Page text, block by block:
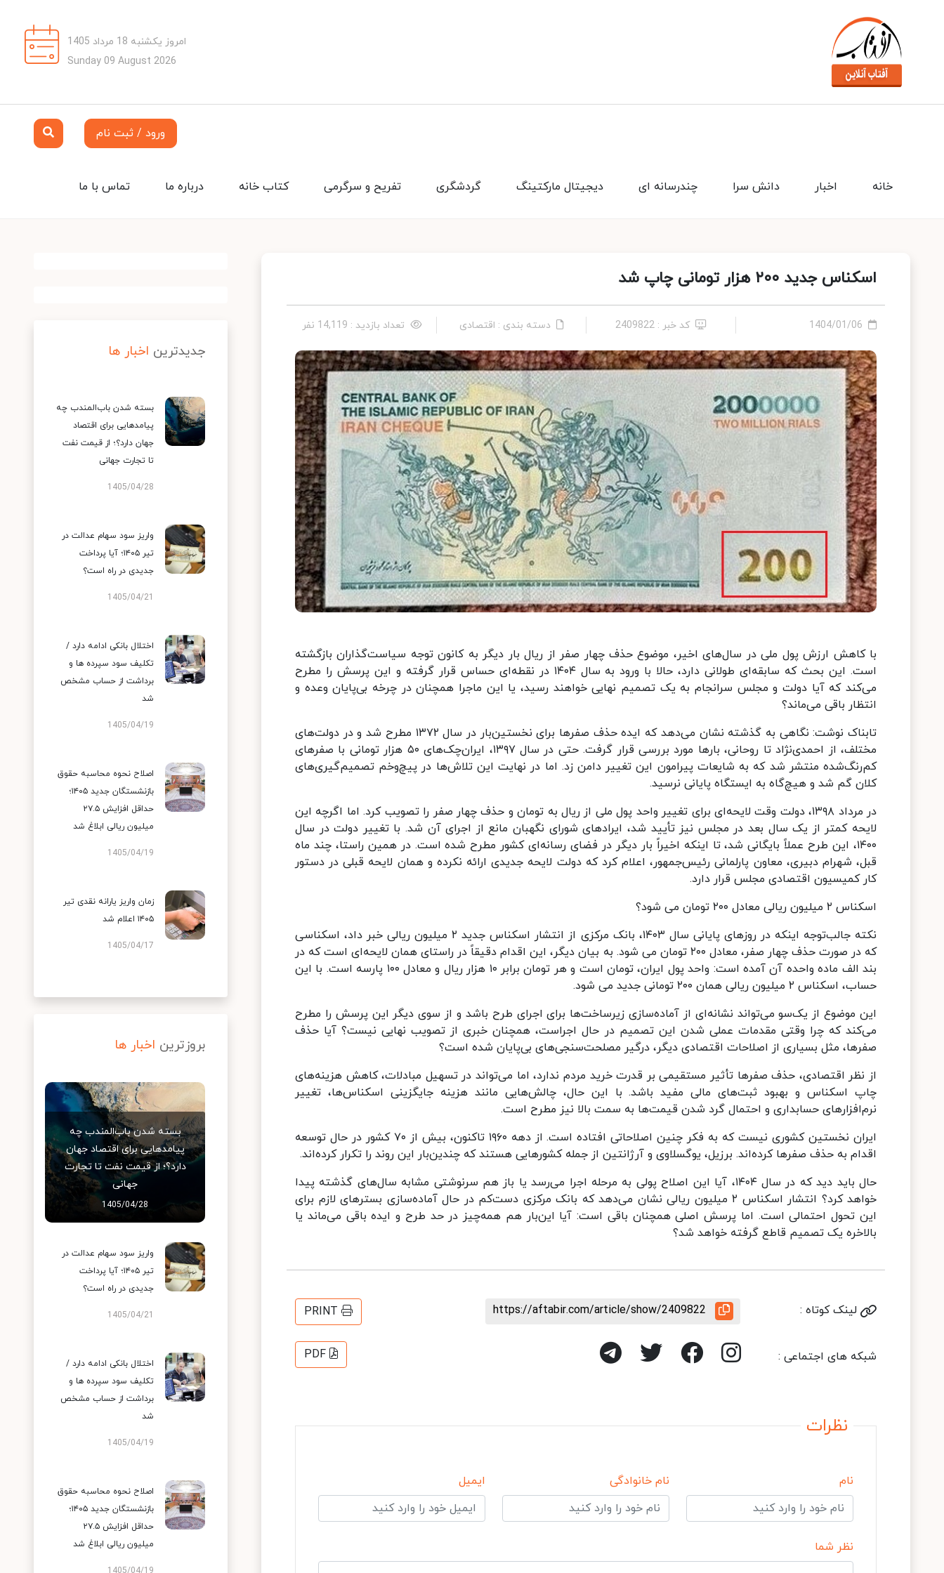
امروز یکشنبه 18 مرداد 1405
Sunday 09 August 2026
ورود / ثبت نام
تماس با ما درباره ما کتاب خانه تفریح و سرگرمی گردشگری دیجیتال مارکتینگ چندرسانه ای دانش سرا اخبار خانه
اسکناس جدید ۲۰۰ هزار تومانی چاپ شد
1404/01/06 کد خبر : 2409822 دسته بندی : اقتصادی تعداد بازدید : 14,119 نفر
با کاهش ارزش پول ملی در سال‌های اخیر، موضوع حذف چهار صفر از ریال بار دیگر به کانون توجه سیاست‌گذاران بازگشته
است. این بحث که سابقه‌ای طولانی دارد، حالا با ورود به سال ۱۴۰۴ در نقطه‌ای حساس قرار گرفته و این پرسش را مطرح
می‌کند که آیا دولت و مجلس سرانجام به یک تصمیم نهایی خواهند رسید، یا این ماجرا همچنان در چرخه بی‌پایان وعده و
انتظار باقی می‌ماند؟
تابناک نوشت: نگاهی به گذشته نشان می‌دهد که ایده حذف صفرها برای نخستین‌بار در سال ۱۳۷۲ مطرح شد و در دولت‌های
مختلف، از احمدی‌نژاد تا روحانی، بارها مورد بررسی قرار گرفت. حتی در سال ۱۳۹۷، ایران‌چک‌های ۵۰ هزار تومانی با صفرهای
کم‌رنگ‌شده منتشر شد که به شایعات پیرامون این تغییر دامن زد. اما در نهایت این تلاش‌ها در پیچ‌وخم تصمیم‌گیری‌های
کلان گم شد و هیچ‌گاه به ایستگاه پایانی نرسید.
در مرداد ۱۳۹۸، دولت وقت لایحه‌ای برای تغییر واحد پول ملی از ریال به تومان و حذف چهار صفر را تصویب کرد. اما اگرچه این
لایحه کمتر از یک سال بعد در مجلس نیز تأیید شد، ایرادهای شورای نگهبان مانع از اجرای آن شد. با تغییر دولت در سال
۱۴۰۰، این طرح عملاً بایگانی شد، تا اینکه اخیراً بار دیگر در فضای رسانه‌ای کشور مطرح شده است. در همین راستا، چند ماه
قبل، شهرام دبیری، معاون پارلمانی رئیس‌جمهور، اعلام کرد که دولت لایحه جدیدی ارائه نکرده و همان لایحه قبلی در دستور
کار کمیسیون اقتصادی مجلس قرار دارد.
اسکناس ۲ میلیون ریالی معادل ۲۰۰ تومان می شود؟
نکته جالب‌توجه اینکه در روزهای پایانی سال ۱۴۰۳، بانک مرکزی از انتشار اسکناس جدید ۲ میلیون ریالی خبر داد، اسکناسی
که در صورت حذف چهار صفر، معادل ۲۰۰ تومان می شود. به بیان دیگر، این اقدام دقیقاً در راستای همان لایحه‌ای است که در
بند الف ماده واحده آن آمده است: واحد پول ایران، تومان است و هر تومان برابر ۱۰ هزار ریال و معادل ۱۰۰ پارسه است. با این
حساب، اسکناس ۲ میلیون ریالی همان ۲۰۰ تومانی جدید می شود.
این موضوع از یک‌سو می‌تواند نشانه‌ای از آماده‌سازی زیرساخت‌ها برای اجرای طرح باشد و از سوی دیگر این پرسش را مطرح
می‌کند که چرا وقتی مقدمات عملی شدن این تصمیم در حال اجراست، همچنان خبری از تصویب نهایی نیست؟ آیا حذف
صفرها، مثل بسیاری از اصلاحات اقتصادی دیگر، درگیر مصلحت‌سنجی‌های بی‌پایان شده است؟
از نظر اقتصادی، حذف صفرها تأثیر مستقیمی بر قدرت خرید مردم ندارد، اما می‌تواند در تسهیل مبادلات، کاهش هزینه‌های
چاپ اسکناس و بهبود ثبت‌های مالی مفید باشد. با این حال، چالش‌هایی مانند هزینه جایگزینی اسکناس‌ها، تغییر
نرم‌افزارهای حسابداری و احتمال گرد شدن قیمت‌ها به سمت بالا نیز مطرح است.
ایران نخستین کشوری نیست که به فکر چنین اصلاحاتی افتاده است. از دهه ۱۹۶۰ تاکنون، بیش از ۷۰ کشور در حال توسعه
اقدام به حذف صفرها کرده‌اند. برزیل، یوگسلاوی و آرژانتین از جمله کشورهایی هستند که چندین‌بار این روند را تکرار کرده‌اند.
حال باید دید که در سال ۱۴۰۴، آیا این اصلاح پولی به مرحله اجرا می‌رسد یا باز هم سرنوشتی مشابه سال‌های گذشته پیدا
خواهد کرد؟ انتشار اسکناس ۲ میلیون ریالی نشان می‌دهد که بانک مرکزی دست‌کم در حال آماده‌سازی بسترهای لازم برای
این تحول احتمالی است. اما پرسش اصلی همچنان باقی است: آیا این‌بار هم همه‌چیز در حد طرح و ایده باقی می‌ماند یا
بالاخره یک تصمیم قاطع گرفته خواهد شد؟
لینک کوتاه : https://aftabir.com/article/show/2409822
PRINT
شبکه های اجتماعی : PDF
نظرات
نام نام خانوادگی ایمیل
نظر شما
جدیدترین اخبار ها
بسته شدن باب‌المندب چه
پیامدهایی برای اقتصاد
جهان دارد؟؛ از قیمت نفت
تا تجارت جهانی
1405/04/28
واریز سود سهام عدالت در
تیر ۱۴۰۵؛ آیا پرداخت
جدیدی در راه است؟
1405/04/21
اختلال بانکی ادامه دارد /
تکلیف سود سپرده ها و
برداشت از حساب مشخص
شد
1405/04/19
اصلاح نحوه محاسبه حقوق
بازنشستگان جدید ۱۴۰۵؛
حداقل افزایش ۲۷.۵
میلیون ریالی ابلاغ شد
1405/04/19
زمان واریز یارانه نقدی تیر
۱۴۰۵ اعلام شد
1405/04/17
بروزترین اخبار ها
بسته شدن باب‌المندب چه
پیامدهایی برای اقتصاد جهان
دارد؟؛ از قیمت نفت تا تجارت
جهانی
1405/04/28
واریز سود سهام عدالت در
تیر ۱۴۰۵؛ آیا پرداخت
جدیدی در راه است؟
1405/04/21
اختلال بانکی ادامه دارد /
تکلیف سود سپرده ها و
برداشت از حساب مشخص
شد
1405/04/19
اصلاح نحوه محاسبه حقوق
بازنشستگان جدید ۱۴۰۵؛
حداقل افزایش ۲۷.۵
میلیون ریالی ابلاغ شد